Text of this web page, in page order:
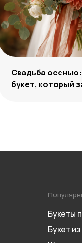
Свадьба осенью:
букет, который
Букеты
Букет из